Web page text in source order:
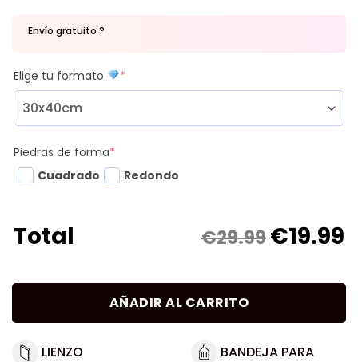
Envío gratuito ?
Elige tu formato *
Piedras de forma*
Cuadrado
Redondo
Total €29.99€19.99
AÑADIR AL CARRITO
LIENZO
BANDEJA PARA